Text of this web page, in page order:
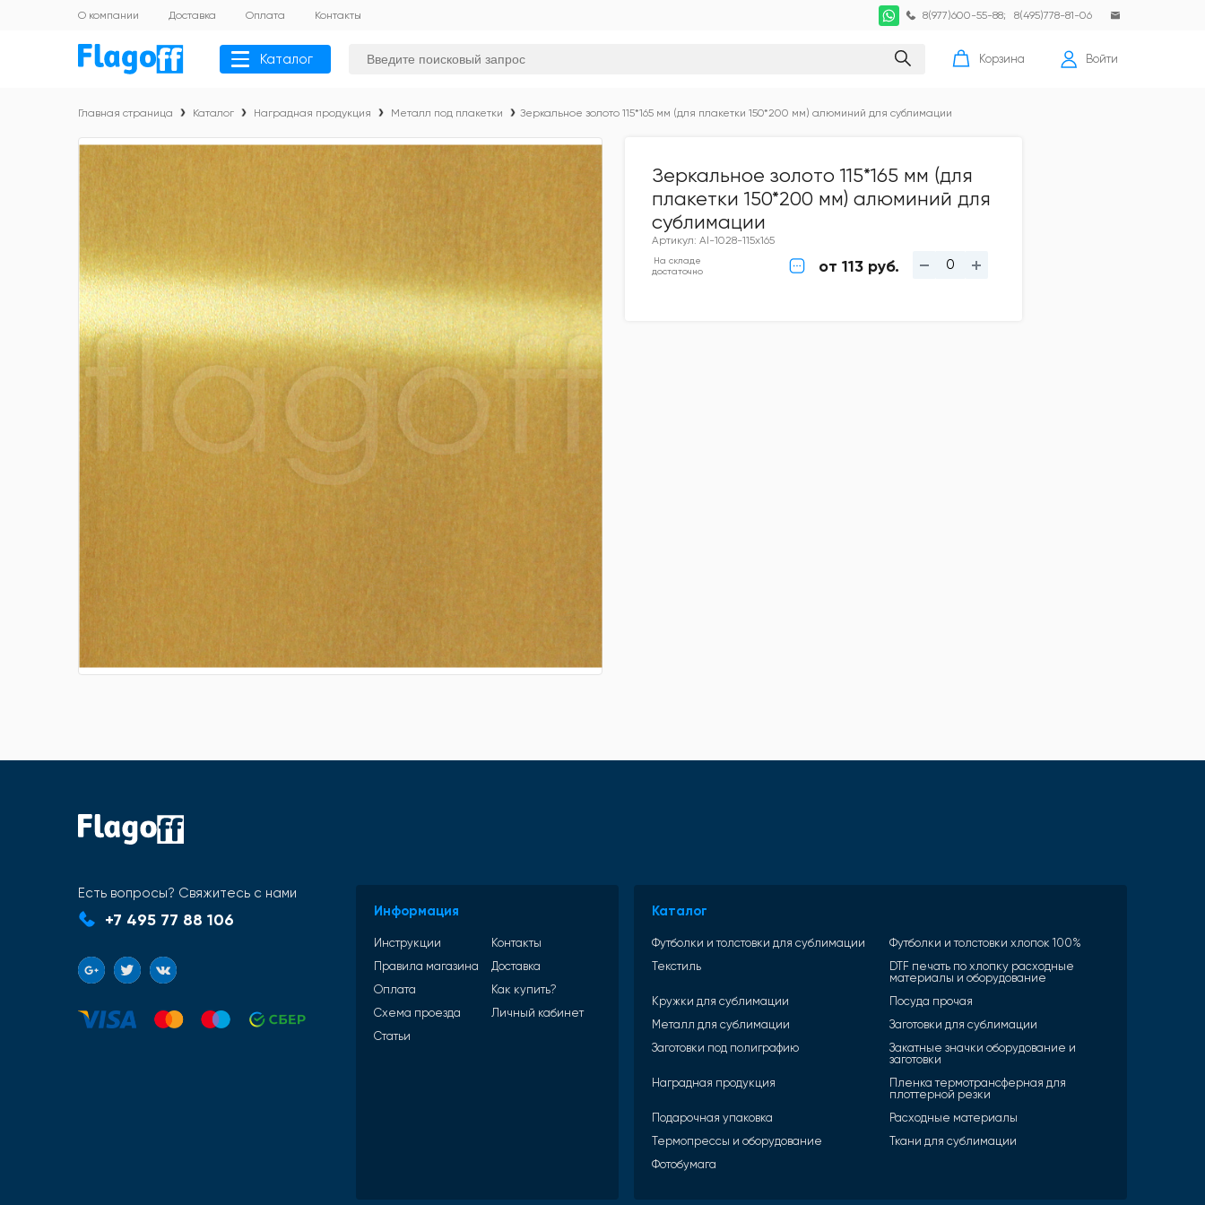
О компании Доставка Оплата Контакты 8(977)600-55-88; 8(495)778-81-06
Каталог Корзина Войти
Главная страница Каталог Наградная продукция Металл под плакетки Зеркальное золото 115*165 мм (для плакетки 150*200 мм) алюминий для сублимации
Зеркальное золото 115*165 мм (для
плакетки 150*200 мм) алюминий для
сублимации
Артикул: Al-1028-115х165
На складе
достаточно
от 113 руб.
Есть вопросы? Свяжитесь с нами
+7 495 77 88 106 Информация
Инструкции
Контакты
Правила магазина
Доставка
Оплата
Как купить?
Схема проезда
Личный кабинет
Статьи
Каталог
Футболки и толстовки для сублимации
Футболки и толстовки хлопок 100%
Текстиль
DTF печать по хлопку расходные
материалы и оборудование
Кружки для сублимации
Посуда прочая
Металл для сублимации
Заготовки для сублимации
Заготовки под полиграфию
Закатные значки оборудование и
заготовки
Наградная продукция
Пленка термотрансферная для
плоттерной резки
Подарочная упаковка
Расходные материалы
Термопрессы и оборудование
Ткани для сублимации
Фотобумага